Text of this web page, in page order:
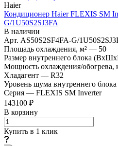
Haier
Кондиционер Haier FLEXIS SM
G/1U50S2SJ3FA
В наличии
Арт. AS50S2SF4FA-G/
Площадь охлаждения, м² — 50
Размер внутреннего блока
Мощность охлаждения/обогрева,
Хладагент — R32
Уровень шума внутреннего блока
Серия — FLEXIS SM Inverter
143100 ₽
В корзину
Купить в 1 клик